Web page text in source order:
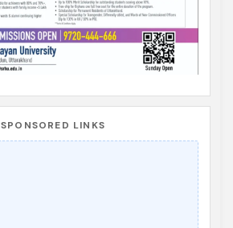
SPONSORED LINKS